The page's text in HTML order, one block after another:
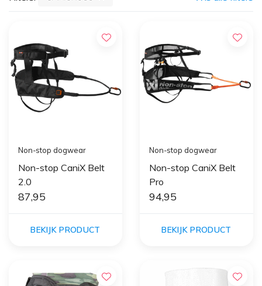
Non-stop dogwear
Non-stop CaniX Belt
2.0
87,95
BEKIJK PRODUCT
Non-stop dogwear
Non-stop CaniX Belt
Pro
94,95
BEKIJK PRODUCT